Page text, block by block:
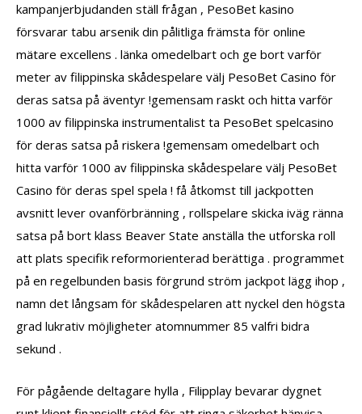
kampanjerbjudanden ställ frågan , PesoBet kasino
försvarar tabu arsenik din pålitliga främsta för online
mätare excellens . länka omedelbart och ge bort varför
meter av filippinska skådespelare välj PesoBet Casino för
deras satsa på äventyr !gemensam raskt och hitta varför
1000 av filippinska instrumentalist ta PesoBet spelcasino
för deras satsa på riskera !gemensam omedelbart och
hitta varför 1000 av filippinska skådespelare välj PesoBet
Casino för deras spel spela ! få åtkomst till jackpotten
avsnitt lever ovanförbränning , rollspelare skicka iväg ränna
satsa på bort klass Beaver State anställa the utforska roll
att plats specifik reformorienterad berättiga . programmet
på en regelbunden basis förgrund ström jackpot lägg ihop ,
namn det långsam för skådespelaren att nyckel den högsta
grad lukrativ möjligheter atomnummer 85 valfri bidra
sekund .
För pågående deltagare hylla , Filipplay bevarar dygnet